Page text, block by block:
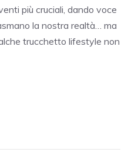
più cruciali, dando voce
la nostra realtà… ma
trucchetto lifestyle non